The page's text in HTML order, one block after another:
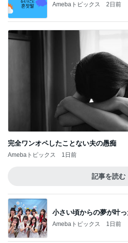
Amebaトピックス 2日前
完全ワンオペしたことない夫の愚痴
Amebaトピックス 1日前
記事を読む
小さい頃からの夢が叶
Amebaトピックス 1日前